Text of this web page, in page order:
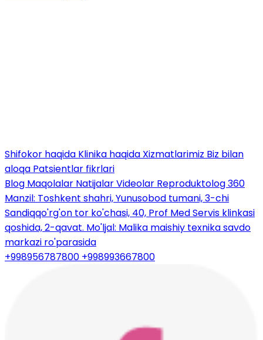
Shifokor haqida Klinika haqida Xizmatlarimiz Biz bilan
aloqa Patsientlar fikrlari
Blog Maqolalar NatijalarVideolar Reproduktolog 360
Manzil: Toshkent shahri, Yunusobod tumani, 3-chi
Sandiqqo'rg'on tor ko'chasi, 40, Prof Med Servis klinkasi
qoshida, 2-qavat. Mo'ljal: Malika maishiy texnika savdo
markazi ro'parasida
+998956787800 +998993667800